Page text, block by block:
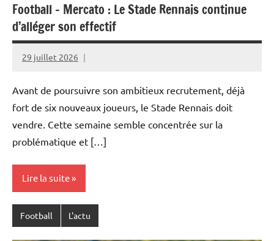
Football – Mercato : Le Stade Rennais continue
d’alléger son effectif
29 juillet 2026
Rédaction
Avant de poursuivre son ambitieux recrutement, déjà
fort de six nouveaux joueurs, le Stade Rennais doit
vendre. Cette semaine semble concentrée sur la
problématique et […]
Lire la suite
Football L'actu